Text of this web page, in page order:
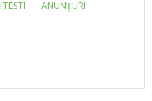
ANUNȚURI